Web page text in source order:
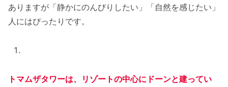
ありますが「静かにのんびりしたい」「自然を感じたい」
人にはぴったりです。
トマムザタワーは、リゾートの中心にドーンと建ってい